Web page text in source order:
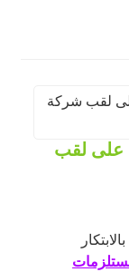
على لقب